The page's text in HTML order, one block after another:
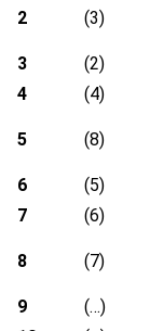
2 (3)
3 (2)
4
(4)
5 (8)
6 (5)
7
(6)
8 (7)
9 (…)